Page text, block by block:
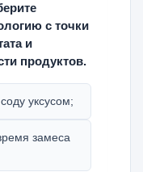
с точки
и
продуктов.
уксусом;
замеса